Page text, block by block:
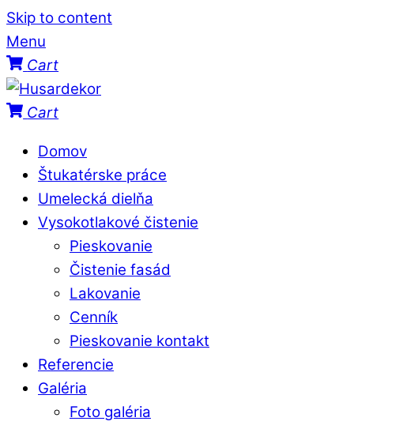
Skip to content
Menu
Cart
Cart
Domov
Štukatérske práce
Umelecká dielňa
Vysokotlakové čistenie
Pieskovanie
Čistenie fasád
Lakovanie
Cenník
Pieskovanie kontakt
Referencie
Galéria
Foto galéria